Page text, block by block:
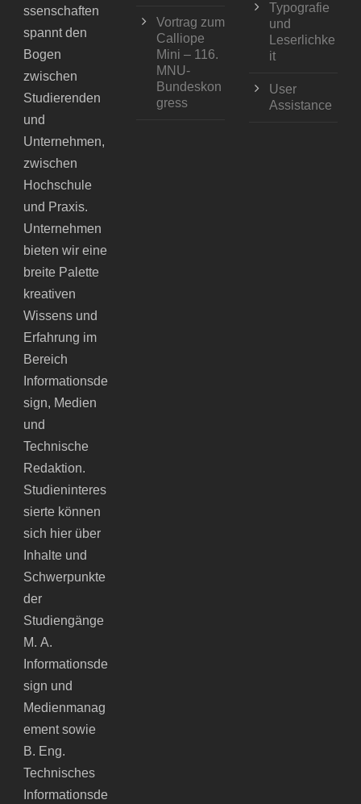
ssenschaften
spannt den
Bogen
zwischen
Studierenden
und
Unternehmen,
zwischen
Hochschule
und Praxis.
Unternehmen
bieten wir eine
breite Palette
kreativen
Wissens und
Erfahrung im
Bereich
Informationsde
sign, Medien
und
Technische
Redaktion.
Studieninteres
sierte können
sich hier über
Inhalte und
Schwerpunkte
der
Studiengänge
M. A.
Informationsde
sign und
Medienmanag
ement sowie
B. Eng.
Technisches
Informationsde
Vortrag zum
Calliope
Mini – 116.
MNU-
Bundeskon
gress
Typografie
und
Leserlichke
it
User
Assistance